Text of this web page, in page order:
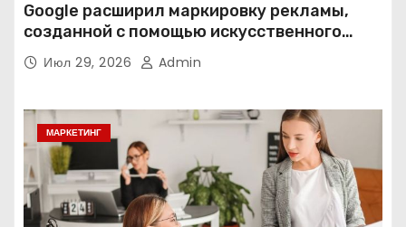
Google расширил маркировку рекламы,
созданной с помощью искусственного
интеллекта
Июл 29, 2026 Admin
МАРКЕТИНГ